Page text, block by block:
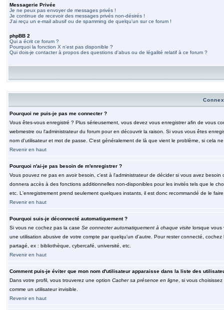
Messagerie Privée
Je ne peux pas envoyer de messages privés !
Je continue de recevoir des messages privés non-désirés !
J'ai reçu un e-mail abusif ou de spamming de quelqu'un sur ce forum !
phpBB 2
Qui a écrit ce forum ?
Pourquoi la fonction X n'est pas disponible ?
Qui dois-je contacter à propos des questions d'abus ou de légalité relatif à ce forum ?
Pourquoi ne puis-je pas me connecter ?
Vous êtes-vous enregistré ? Plus sérieusement, vous devez vous enregistrer afin de vous
webmestre ou l'administrateur du forum pour en découvrir la raison. Si vous vous êtes
nom d'utilisateur et mot de passe. C'est généralement de là que vient le problème, si cela
Revenir en haut
Pourquoi n'ai-je pas besoin de m'enregistrer ?
Vous pouvez ne pas en avoir besoin, c'est à l'administrateur de décider si vous avez
donnera accès à des fonctions additionnelles non-disponibles pour les invités tels que le
etc. L'enregistrement prend seulement quelques instants, il est donc recommandé de le
Revenir en haut
Pourquoi suis-je déconnecté automatiquement ?
Si vous ne cochez pas la case Se connecter automatiquement à chaque visitelorsque vous
une utilisation abusive de votre compte par quelqu'un d'autre. Pour rester connecté,
partagé, ex : bibliothèque, cybercafé, université, etc.
Revenir en haut
Comment puis-je éviter que mon nom d'utilisateur apparaisse dans la liste des
Dans votre profil, vous trouverez une option Cacher sa présence en ligne, si vous choisissez
comme un utilisateur invisible.
Revenir en haut